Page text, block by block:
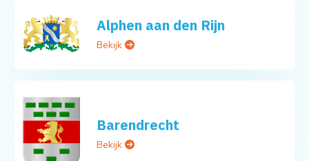
Alphen aan den Rijn
Bekijk
Barendrecht
Bekijk